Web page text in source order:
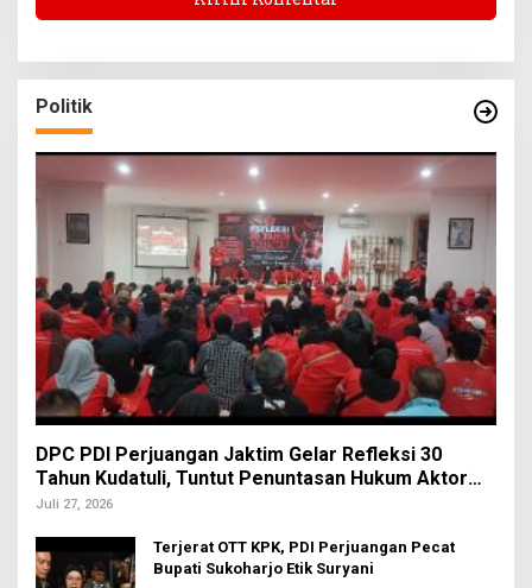
Politik
DPC PDI Perjuangan Jaktim Gelar Refleksi 30
Tahun Kudatuli, Tuntut Penuntasan Hukum Aktor
Intelektual
Juli 27, 2026
Terjerat OTT KPK, PDI Perjuangan Pecat
Bupati Sukoharjo Etik Suryani